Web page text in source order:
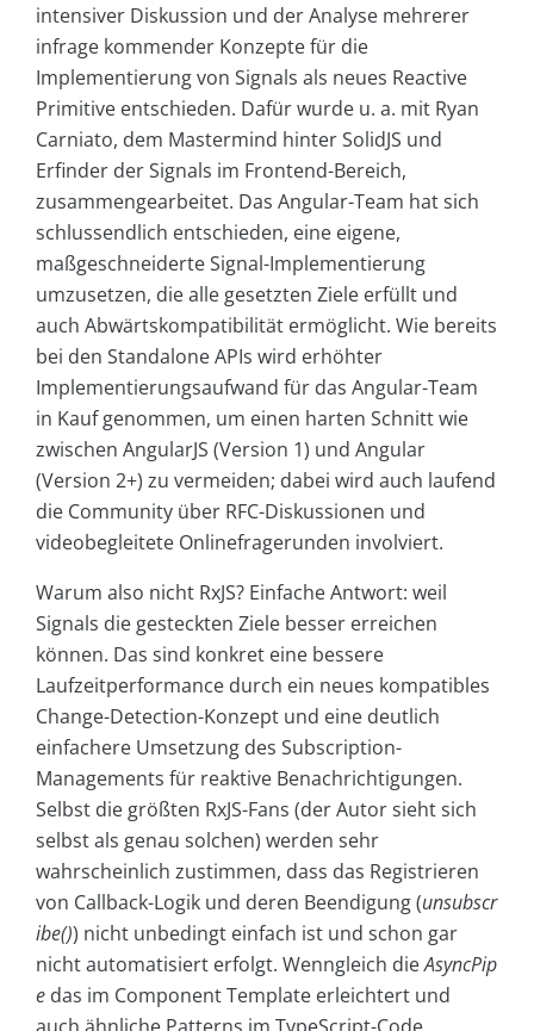
intensiver Diskussion und der Analyse mehrerer
infrage kommender Konzepte für die
Implementierung von Signals als neues Reactive
Primitive entschieden. Dafür wurde u. a. mit Ryan
Carniato, dem Mastermind hinter SolidJS und
Erfinder der Signals im Frontend-Bereich,
zusammengearbeitet. Das Angular-Team hat sich
schlussendlich entschieden, eine eigene,
maßgeschneiderte Signal-Implementierung
umzusetzen, die alle gesetzten Ziele erfüllt und
auch Abwärtskompatibilität ermöglicht. Wie bereits
bei den Standalone APIs wird erhöhter
Implementierungsaufwand für das Angular-Team
in Kauf genommen, um einen harten Schnitt wie
zwischen AngularJS (Version 1) und Angular
(Version 2+) zu vermeiden; dabei wird auch laufend
die Community über RFC-Diskussionen und
videobegleitete Onlinefragerunden involviert.
Warum also nicht RxJS? Einfache Antwort: weil
Signals die gesteckten Ziele besser erreichen
können. Das sind konkret eine bessere
Laufzeitperformance durch ein neues kompatibles
Change-Detection-Konzept und eine deutlich
einfachere Umsetzung des Subscription-
Managements für reaktive Benachrichtigungen.
Selbst die größten RxJS-Fans (der Autor sieht sich
selbst als genau solchen) werden sehr
wahrscheinlich zustimmen, dass das Registrieren
von Callback-Logik und deren Beendigung (unsubscr
ibe()) nicht unbedingt einfach ist und schon gar
nicht automatisiert erfolgt. Wenngleich dieAsyncPip
e das im Component Template erleichtert und